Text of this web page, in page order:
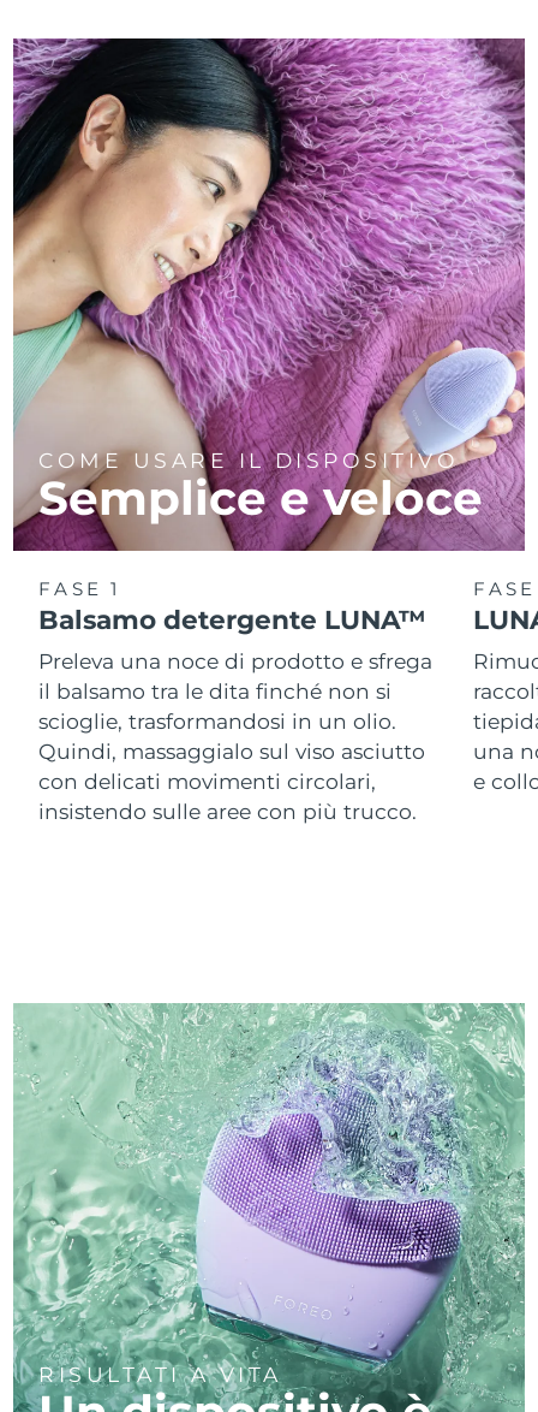
COME USARE IL DISPOSITIVO
Semplice e veloce
FASE 1
Balsamo detergente LUNA™
Preleva una noce di prodotto e sfrega
il balsamo tra le dita finché non si
scioglie, trasformandosi in un olio.
Quindi, massaggialo sul viso asciutto
con delicati movimenti circolari,
insistendo sulle aree con più trucco.
una
e
RISULTATI A VITA